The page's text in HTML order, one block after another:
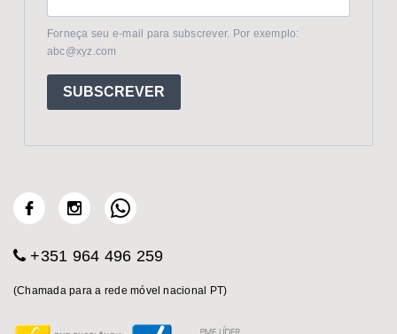
Forneça seu e-mail para subscrever. Por exemplo:
abc@xyz.com
SUBSCREVER
+351 964 496 259
(Chamada para a rede móvel nacional PT)